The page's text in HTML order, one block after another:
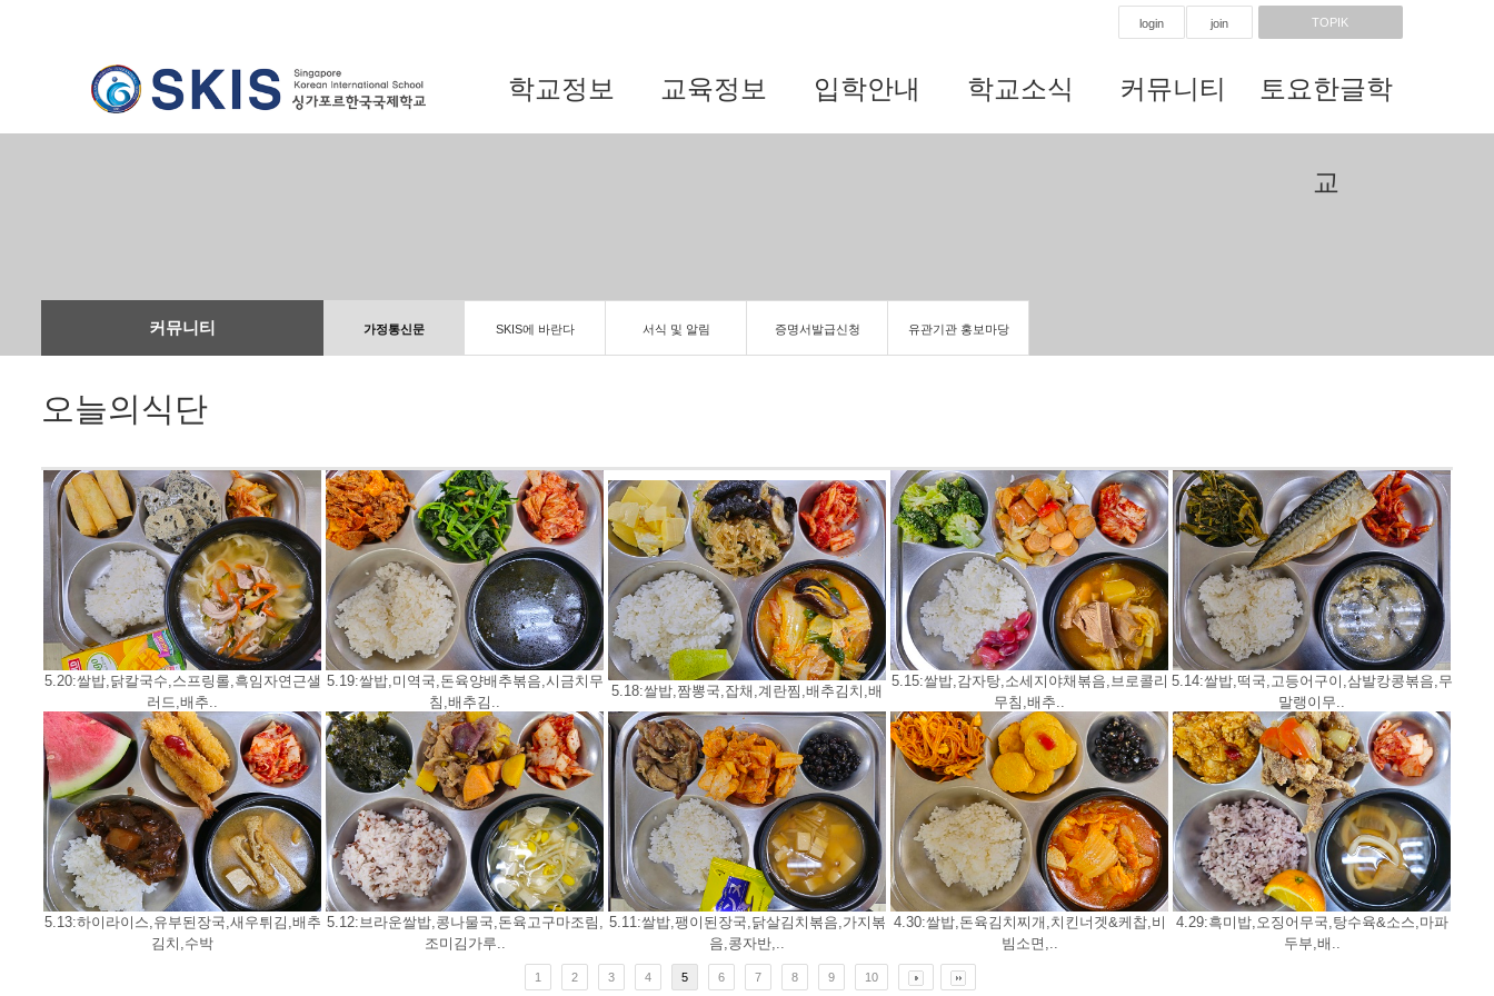
login join TOPIK
학교정보 교육정보 입학안내 학교소식 커뮤니티 토요한글학
교
커뮤니티 가정통신문 SKIS에 바란다 서식 및 알림 증명서발급신청 유관기관 홍보마당
오늘의식단
5.20:쌀밥,닭칼국수,스프링롤,흑임자연근샐
러드,배추..
5.19:쌀밥,미역국,돈육양배추볶음,시금치무
침,배추김..
5.18:쌀밥,짬뽕국,잡채,계란찜,배추김치,배
5.15:쌀밥,감자탕,소세지야채볶음,브로콜리
무침,배추..
5.14:쌀밥,떡국,고등어구이,삼발캉콩볶음,무
말랭이무..
5.13:하이라이스,유부된장국,새우튀김,배추
김치,수박
5.12:브라운쌀밥,콩나물국,돈육고구마조림,
조미김가루..
5.11:쌀밥,팽이된장국,닭살김치볶음,가지볶
음,콩자반,..
4.30:쌀밥,돈육김치찌개,치킨너겟&케찹,비
빔소면,..
4.29:흑미밥,오징어무국,탕수육&소스,마파
두부,배..
1 2 3 4 5 6 7 8 9 10